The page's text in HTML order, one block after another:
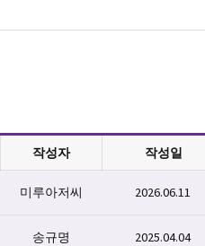
작성자 작성일
미루아저씨 2026.06.11
송규명 2025.04.04